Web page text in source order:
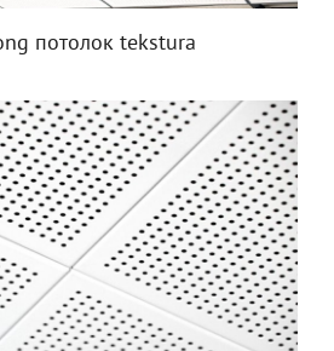
потолок tekstura